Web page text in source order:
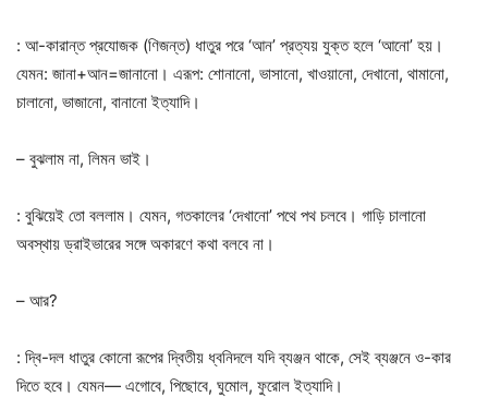
: আ-কারান্ত প্রযোজক (ণিজন্ত) ধাতুর পরে ‘আন’ প্রত্যয় যুক্ত হলে ‘আনো’ হয়।
যেমন: জানা+আন=জানানো। এরূপ: শোনানো, ভাসানো, খাওয়ানো, দেখানো, থামানো,
চালানো, ভাজানো, বানানো ইত্যাদি।
– বুঝলাম না, লিমন ভাই।
: বুঝিয়েই তো বললাম। যেমন, গতকালের ‘দেখানো’ পথে পথ চলবে। গাড়ি চালানো
অবস্থায় ড্রাইভারের সঙ্গে অকারণে কথা বলবে না।
– আর?
: দ্বি-দল ধাতুর কোনো রূপের দ্বিতীয় ধ্বনিদলে যদি ব্যঞ্জন থাকে, সেই ব্যঞ্জনে ও-কার
দিতে হবে। যেমন— এগোবে, পিছোবে, ঘুমোল, ফুরোল ইত্যাদি।